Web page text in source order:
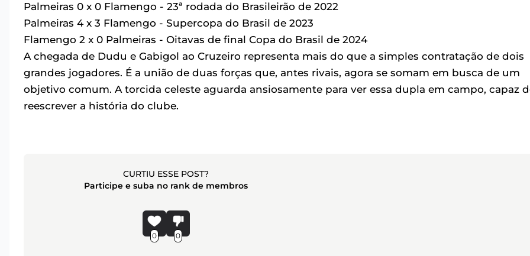
Palmeiras 0 x 0 Flamengo - 23ª rodada do Brasileirão de 2022
Palmeiras 4 x 3 Flamengo - Supercopa do Brasil de 2023
Flamengo 2 x 0 Palmeiras - Oitavas de final Copa do Brasil de 2024
A chegada de Dudu e Gabigol ao Cruzeiro representa mais do que a simples contratação de dois
grandes jogadores. É a união de duas forças que, antes rivais, agora se somam em busca de um
objetivo comum. A torcida celeste aguarda ansiosamente para ver essa dupla em campo, capaz
reescrever a história do clube.
CURTIU ESSE POST?
Participe e suba no rank de membros
0 0